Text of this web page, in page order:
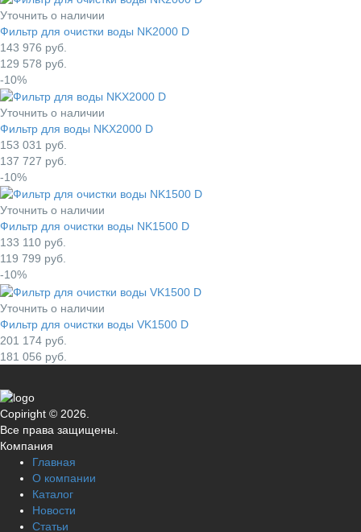
Уточнить о наличии
Фильтр для очистки воды NK2000 D
143 976 руб.
129 578 руб.
-10%
Уточнить о наличии
Фильтр для воды NKX2000 D
153 031 руб.
137 727 руб.
-10%
Уточнить о наличии
Фильтр для очистки воды NK1500 D
133 110 руб.
119 799 руб.
-10%
Уточнить о наличии
Фильтр для очистки воды VK1500 D
201 174 руб.
181 056 руб.
Copiright © 2026.
Все права защищены.
Компания
Главная
О компании
Каталог
Новости
Статьи